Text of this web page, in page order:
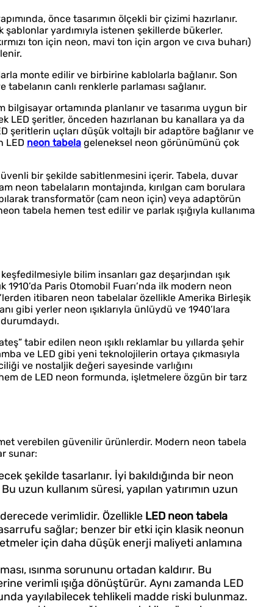
önce tasarımın ölçekli bir çizimi hazırlanır.
yardımıyla istenen şekillerde bükerler.
ton için neon, mavi ton için argon ve cıva buharı)
monte edilir ve birbirine kablolarla bağlanır. Son
canlı renklerle parlaması sağlanır.
bilgisayar ortamında planlanır ve tasarıma uygun bir
LED şeritler, önceden hazırlanan bu kanallara ya da
şeritlerin uçları düşük voltajlı bir adaptöre bağlanır ve
LED neon tabela geleneksel neon görünümünü çok
bir şekilde sabitlenmesini içerir. Tabela, duvar
neon tabelaların montajında, kırılgan cam borulara
transformatör (cam neon için) veya adaptörün
tabela hemen test edilir ve parlak ışığıyla kullanıma
bilim insanları gaz deşarjından ışık
Paris Otomobil Fuarı’nda ilk modern neon
itibaren neon tabelalar özellikle Amerika Birleşik
gibi yerler neon ışıklarıyla ünlüydü ve 1940’lara
tabir edilen neon ışıklı reklamlar bu yıllarda şehir
ve LED gibi yeni teknolojilerin ortaya çıkmasıyla
ve nostaljik değeri sayesinde varlığını
de LED neon formunda, işletmelere özgün bir tarz
verebilen güvenilir ürünlerdir. Modern neon tabela
sunar:
şekilde tasarlanır. İyi bakıldığında bir neon
uzun kullanım süresi, yapılan yatırımın uzun
derecede verimlidir. Özellikle LED neon tabela
sağlar; benzer bir etki için klasik neonun
için daha düşük enerji maliyeti anlamına
ısınma sorununu ortadan kaldırır. Bu
verimli ışığa dönüştürür. Aynı zamanda LED
yayılabilecek tehlikeli madde riski bulunmaz.